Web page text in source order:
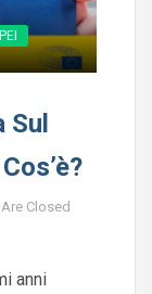
Sul
Closed
anni